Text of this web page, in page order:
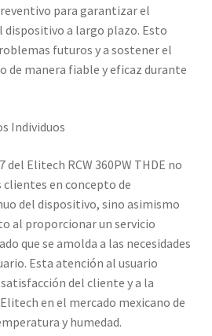
para garantizar el
a largo plazo. Esto
futuros y a sostener el
de manera fiable y eficaz durante
Individuos
Elitech RCW 360PW THDE no
en concepto de
del dispositivo, sino asimismo
al proporcionar un servicio
que se amolda a las necesidades
Esta atención al usuario
del cliente y a la
en el mercado mexicano de
y humedad.